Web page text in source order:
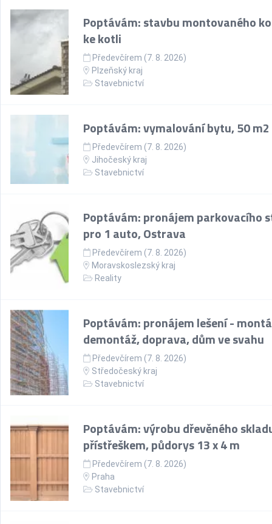
Poptávám: stavbu montovaného
ke kotli
Předevčírem (7. 8. 2026)
Plzeňský kraj
Stavebnictví
Poptávám: vymalování bytu, 50 m2
Předevčírem (7. 8. 2026)
Jihočeský kraj
Stavebnictví
Poptávám: pronájem parkovacího
pro 1 auto, Ostrava
Předevčírem (7. 8. 2026)
Moravskoslezský kraj
Reality
Poptávám: pronájem lešení -
demontáž, doprava, dům ve svahu
Předevčírem (7. 8. 2026)
Středočeský kraj
Stavebnictví
Poptávám: výrobu dřevěného
přístřeškem, půdorys 13 x 4 m
Předevčírem (7. 8. 2026)
Praha
Stavebnictví